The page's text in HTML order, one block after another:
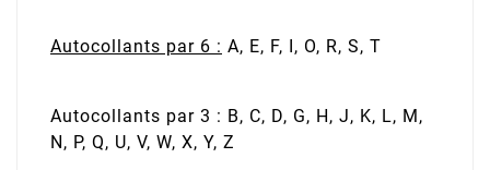
Autocollants par 6 : A, E, F, I, O, R, S, T
Autocollants par 3 : B, C, D, G, H, J, K, L, M,
N, P, Q, U, V, W, X, Y, Z